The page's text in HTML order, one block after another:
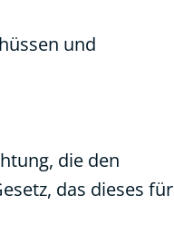
und
die den
das dieses für